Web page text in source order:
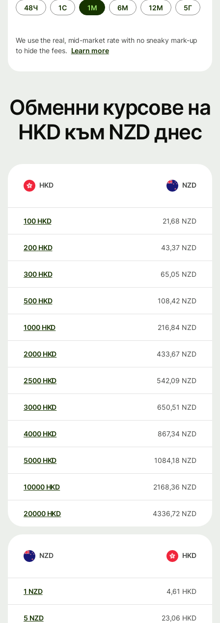
Time
period
48Ч 1С 1М 6М 12М 5Г
We use the real, mid-market rate with no sneaky mark-up
to hide the fees. Learn more
Обменни курсове на
HKD към NZD днес
HKD NZD
100 HKD 21,68 NZD
200 HKD 43,37 NZD
300 HKD 65,05 NZD
500 HKD 108,42 NZD
1000 HKD 216,84 NZD
2000 HKD 433,67 NZD
2500 HKD 542,09 NZD
3000 HKD 650,51 NZD
4000 HKD 867,34 NZD
5000 HKD 1084,18 NZD
10000 HKD 2168,36 NZD
20000 HKD 4336,72 NZD
NZD HKD
1 NZD 4,61 HKD
5 NZD 23,06 HKD